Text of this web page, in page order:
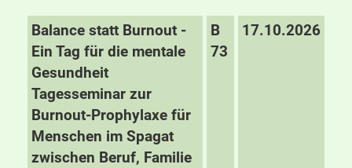
Balance statt Burnout -
Ein Tag für die mentale
Gesundheit
Tagesseminar zur
Burnout-Prophylaxe für
Menschen im Spagat
zwischen Beruf, Familie
B
73
17.10.2026